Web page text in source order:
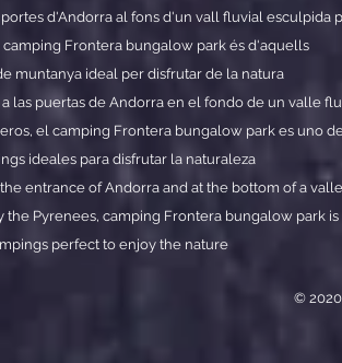
portes d'Andorra al fons d'un vall fluvial esculpida
camping Frontera bungalow park és d'aquells
muntanya ideal per disfrutar de la natura
las puertas de Andorra en el fondo de un valle
el camping Frontera bungalow park es uno
ideales para disfrutar la naturaleza
entrance of Andorra and at the bottom of a
the Pyrenees, camping Frontera bungalow park is
perfect to enjoy the nature
©